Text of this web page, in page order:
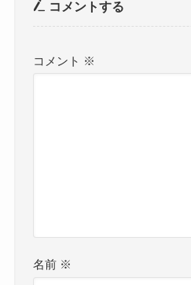
コメントする
コメント ※
名前 ※